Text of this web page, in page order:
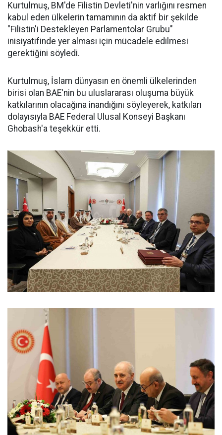
Kurtulmuş, BM'de Filistin Devleti'nin varlığını resmen
kabul eden ülkelerin tamamının da aktif bir şekilde
"Filistin'i Destekleyen Parlamentolar Grubu"
inisiyatifinde yer alması için mücadele edilmesi
gerektiğini söyledi.
Kurtulmuş, İslam dünyasın en önemli ülkelerinden
birisi olan BAE'nin bu uluslararası oluşuma büyük
katkılarının olacağına inandığını söyleyerek, katkıları
dolayısıyla BAE Federal Ulusal Konseyi Başkanı
Ghobash'a teşekkür etti.